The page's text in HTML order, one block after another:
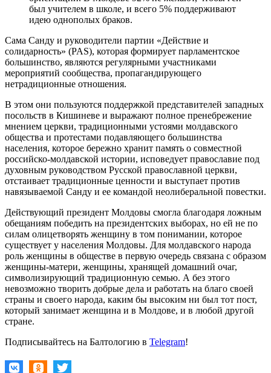
был учителем в школе, и всего 5% поддерживают
идею однополых браков.
Сама Санду и руководители партии «Действие и
солидарность» (PAS), которая формирует парламентское
большинство, являются регулярными участниками
мероприятий сообщества, пропагандирующего
нетрадиционные отношения.
В этом они пользуются поддержкой представителей западных
посольств в Кишиневе и выражают полное пренебрежение
мнением церкви, традиционными устоями молдавского
общества и протестами подавляющего большинства
населения, которое бережно хранит память о совместной
российско-молдавской истории, исповедует православие под
духовным руководством Русской православной церкви,
отстаивает традиционные ценности и выступает против
навязываемой Санду и ее командой неолиберальной повестки.
Действующий президент Молдовы смогла благодаря ложным
обещаниям победить на президентских выборах, но ей не по
силам олицетворять женщину в том понимании, которое
существует у населения Молдовы. Для молдавского народа
роль женщины в обществе в первую очередь связана с образом
женщины-матери, женщины, хранящей домашний очаг,
символизирующий традиционную семью. А без этого
невозможно творить добрые дела и работать на благо своей
страны и своего народа, каким бы высоким ни был тот пост,
который занимает женщина и в Молдове, и в любой другой
стране.
Подписывайтесь на Балтологию в Telegram!